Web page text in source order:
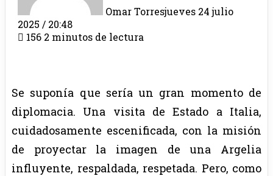
Omar Torresjueves 24 julio
2025 / 20:48
156 2 minutos de lectura
Se suponía que sería un gran momento de
diplomacia. Una visita de Estado a Italia,
cuidadosamente escenificada, con la misión
de proyectar la imagen de una Argelia
influyente, respaldada, respetada. Pero, como